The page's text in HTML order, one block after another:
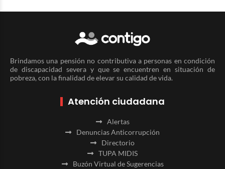
Brindamos una pensión no contributiva a personas en condición
de discapacidad severa y que se encuentren en situación de
pobreza, con la finalidad de elevar su calidad de vida.
Atención ciudadana
Alertas
Denuncias Anticorrupción
Directorio
TUPA MIDIS
Buzón Virtual de Sugerencias